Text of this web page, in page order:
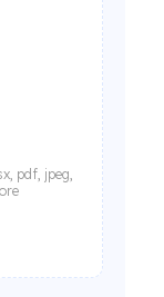
pdf, jpeg,